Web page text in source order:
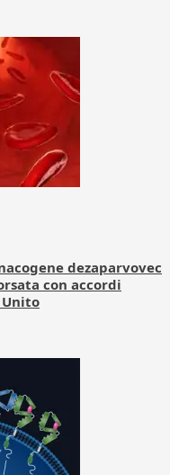
dezaparvovec
con accordi